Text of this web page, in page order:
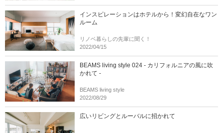
インスピレーションはホテルから！変幻自在なワン
ルーム
リノベ暮らしの先輩に聞く！
2022/04/15
BEAMS living style 024 - カリフォルニアの風に吹
かれて -
BEAMS living style
2022/08/29
広いリビングとルーバルに招かれて